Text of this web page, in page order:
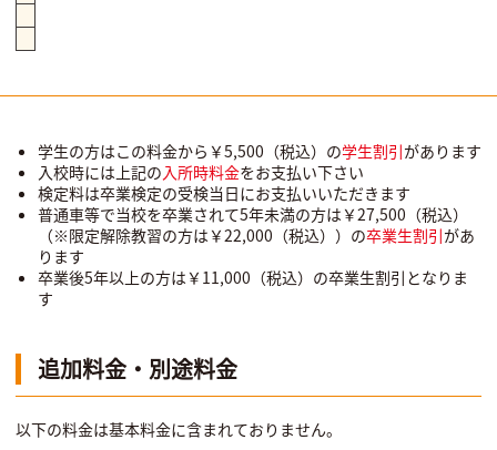
学生の方はこの料金から￥5,500（税込）の学生割引があります
入校時には上記の入所時料金をお支払い下さい
検定料は卒業検定の受検当日にお支払いいただきます
普通車等で当校を卒業されて5年未満の方は￥27,500（税込）
（※限定解除教習の方は￥22,000（税込））の卒業生割引があ
ります
卒業後5年以上の方は￥11,000（税込）の卒業生割引となりま
す
追加料金・別途料金
以下の料金は基本料金に含まれておりません。